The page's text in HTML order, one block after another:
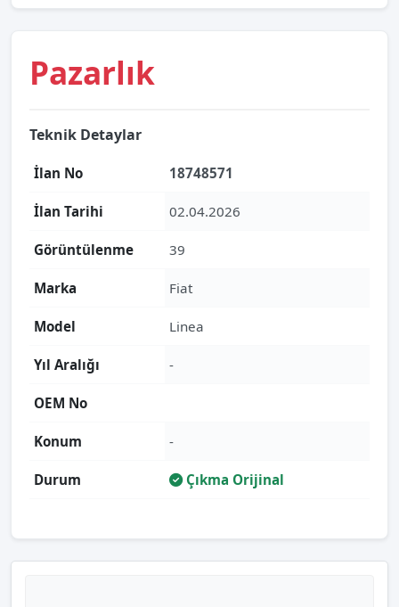
Pazarlık
Teknik Detaylar
İlan No 18748571
İlan Tarihi 02.04.2026
Görüntülenme 39
Marka Fiat
Model Linea
Yıl Aralığı -
OEM No
Konum -
Durum Çıkma Orijinal